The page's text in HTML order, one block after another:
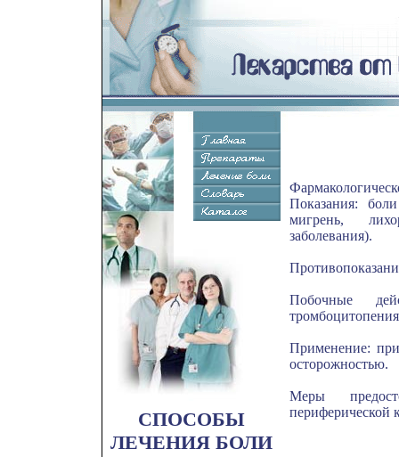
СПОСОБЫ
ЛЕЧЕНИЯ БОЛИ
Показания:
мигрень,
заболевания).
Побочные
Применение:
осторожностью.
Меры
периферической